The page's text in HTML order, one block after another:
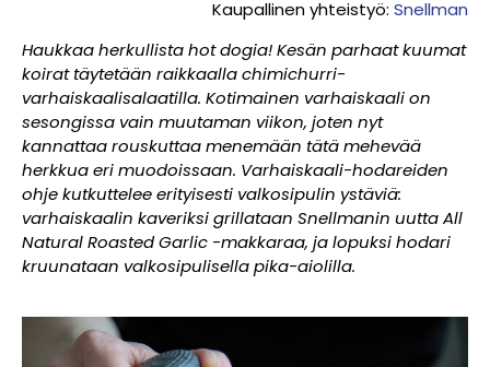
Kaupallinen yhteistyö: Snellman
Haukkaa herkullista hot dogia! Kesän parhaat kuumat
koirat täytetään raikkaalla chimichurri-
varhaiskaalisalaatilla. Kotimainen varhaiskaali on
sesongissa vain muutaman viikon, joten nyt
kannattaa rouskuttaa menemään tätä mehevää
herkkua eri muodoissaan. Varhaiskaali-hodareiden
ohje kutkuttelee erityisesti valkosipulin ystäviä:
varhaiskaalin kaveriksi grillataan Snellmanin uutta All
Natural Roasted Garlic -makkaraa, ja lopuksi hodari
kruunataan valkosipulisella pika-aiolilla.